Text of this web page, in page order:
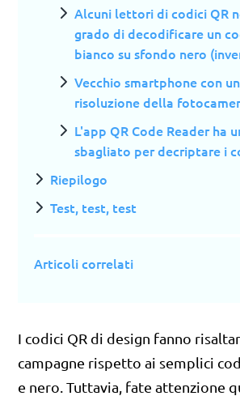
Alcuni lettori di codici QR
grado di decodificare un
bianco su sfondo nero
Vecchio smartphone con
risoluzione della
L'app QR Code Reader ha
sbagliato per decriptare i
Riepilogo
Test, test, test
Articoli correlati
I codici QR di design fanno
campagne rispetto ai semplici
e nero. Tuttavia, fate attenzione